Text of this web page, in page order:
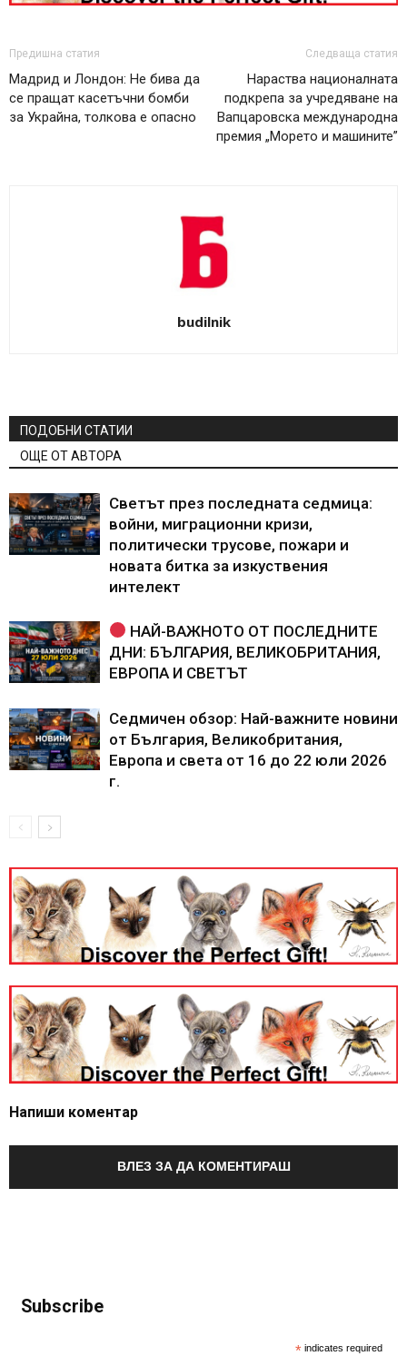
Предишна статия
Мадрид и Лондон: Не бива да
се пращат касетъчни бомби
за Украйна, толкова е опасно
Следваща статия
Нараства националната
подкрепа за учредяване на
Вапцаровска международна
премия „Морето и машините”
budilnik
ПОДОБНИ СТАТИИ
ОЩЕ ОТ АВТОРА
Светът през последната седмица:
войни, миграционни кризи,
политически трусове, пожари и
новата битка за изкуствения
интелект
НАЙ-ВАЖНОТО ОТ ПОСЛЕДНИТЕ
ДНИ: БЪЛГАРИЯ, ВЕЛИКОБРИТАНИЯ,
ЕВРОПА И СВЕТЪТ
Седмичен обзор: Най-важните новини
от България, Великобритания,
Европа и света от 16 до 22 юли 2026
г.
Напиши коментар
ВЛЕЗ ЗА ДА КОМЕНТИРАШ
Subscribe
* indicates required